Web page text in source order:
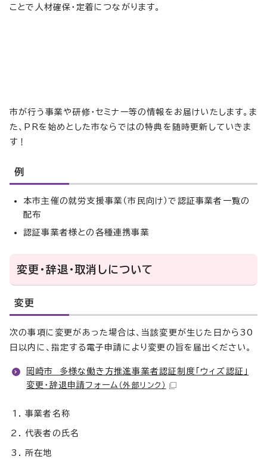
ことで人材確保・定着につながります。
市が行う事業や研修・セミナー等の情報をお届けいたします。ま
た、PRを始めとした市ならではの特典を随時更新していきま
す！
例
本市主催の就労支援事業（市民向け）で認証事業者一覧の
配布
認証事業者様との各種連携事業
変更・辞退・取消しについて
変更
次の事項に変更があった場合は、当該変更が生じた日から30
日以内に、指定する電子申請により変更の旨を届出ください。
岡崎市 多様な働き方推進事業者認証制度「ウィズ認証」
変更・辞退申請フォーム （外部リンク）
事業者名称
代表者の氏名
所在地